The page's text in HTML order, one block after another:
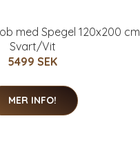
med Spegel 120x200 cm
Svart/Vit
5499 SEK
MER INFO!